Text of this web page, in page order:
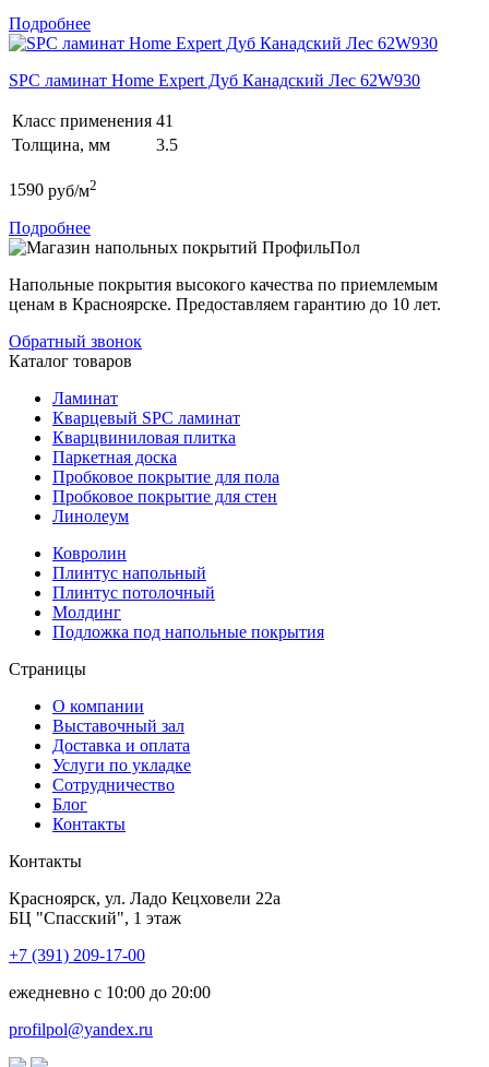
Подробнее
SPC ламинат Home Expert Дуб Канадский Лес 62W930
Класс применения 41
Толщина, мм
3.5
1590 руб/м2
Подробнее
Напольные покрытия высокого качества по приемлемым
ценам в Красноярске. Предоставляем гарантию до 10 лет.
Обратный звонок
Каталог товаров
Ламинат
Кварцевый SPC ламинат
Кварцвиниловая плитка
Паркетная доска
Пробковое покрытие для пола
Пробковое покрытие для стен
Линолеум
Ковролин
Плинтус напольный
Плинтус потолочный
Молдинг
Подложка под напольные покрытия
Страницы
О компании
Выставочный зал
Доставка и оплата
Услуги по укладке
Сотрудничество
Блог
Контакты
Контакты
Красноярск, ул. Ладо Кецховели 22а
БЦ "Спасский", 1 этаж
+7 (391) 209-17-00
ежедневно с 10:00 до 20:00
profilpol@yandex.ru